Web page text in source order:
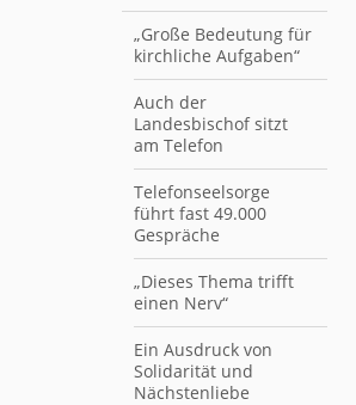
„Große Bedeutung für
kirchliche Aufgaben“
Auch der
Landesbischof sitzt
am Telefon
Telefonseelsorge
führt fast 49.000
Gespräche
„Dieses Thema trifft
einen Nerv“
Ein Ausdruck von
Solidarität und
Nächstenliebe